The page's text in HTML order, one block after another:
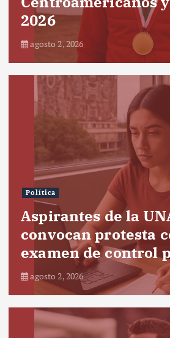
2026
agosto 2, 2026
Política
Aspirantes de la
convocan protesta
examen de control
agosto 2, 2026